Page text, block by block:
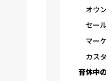
オウ
セー
マー
カス
育休中